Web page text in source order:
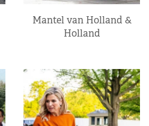
Mantel van Holland &
Holland